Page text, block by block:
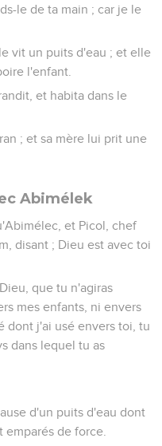
le de ta main ; car je le
vit un puits d'eau ; et elle
l'enfant.
et habita dans le
; et sa mère lui prit une
Abimélek
et Picol, chef
disant ; Dieu est avec toi
que tu n'agiras
mes enfants, ni envers
dont j'ai usé envers toi, tu
dans lequel tu as
d'un puits d'eau dont
de force.